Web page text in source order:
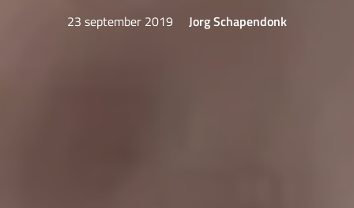
23 september 2019 Jorg Schapendonk